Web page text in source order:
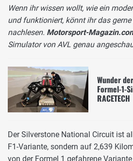
Wenn ihr wissen wollt, wie ein
und funktioniert, könnt ihr das
nachlesen. Motorsport-
Simulator von AVL genau
Wunder
Formel-1-
RACETECH
Der Silverstone National Circuit ist
F1-Variante, sondern auf 2,639
von der Formel 1 gefahrene